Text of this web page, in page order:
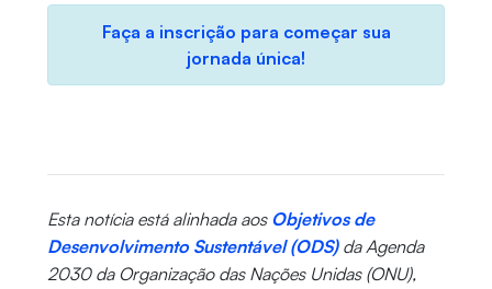
Faça a inscrição para começar sua
jornada única!
Esta notícia está alinhada aos Objetivos de
Desenvolvimento Sustentável (ODS)da Agenda
2030 da Organização das Nações Unidas (ONU),